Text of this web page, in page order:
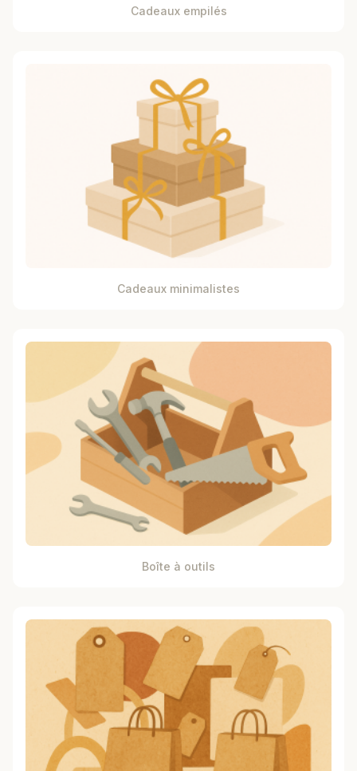
Cadeaux empilés
Cadeaux minimalistes
Boîte à outils